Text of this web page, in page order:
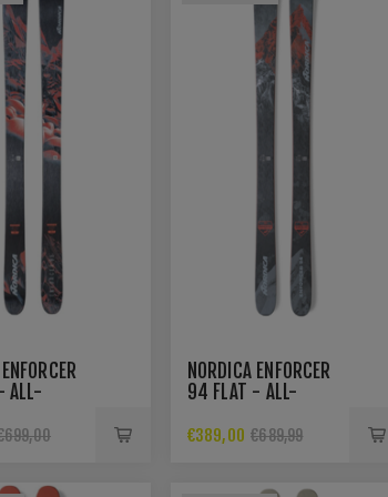
ALL-
NORDICA ENFORCER
94 FLAT - ALL-
€389,00 €689,99